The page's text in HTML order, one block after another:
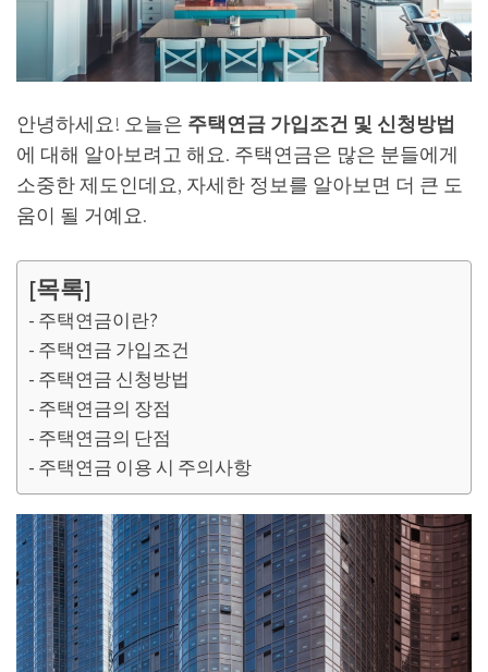
안녕하세요! 오늘은 주택연금 가입조건 및 신청방법
에 대해 알아보려고 해요. 주택연금은 많은 분들에게
소중한 제도인데요, 자세한 정보를 알아보면 더 큰 도
움이 될 거예요.
[목록]
주택연금이란?
주택연금 가입조건
주택연금 신청방법
주택연금의 장점
주택연금의 단점
주택연금 이용 시 주의사항